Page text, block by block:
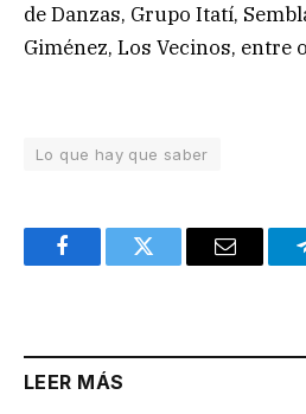
de Danzas, Grupo Itatí,
Giménez, Los Vecinos, entre
Lo que hay que saber
FacebookTwitter Email
LEER MÁS